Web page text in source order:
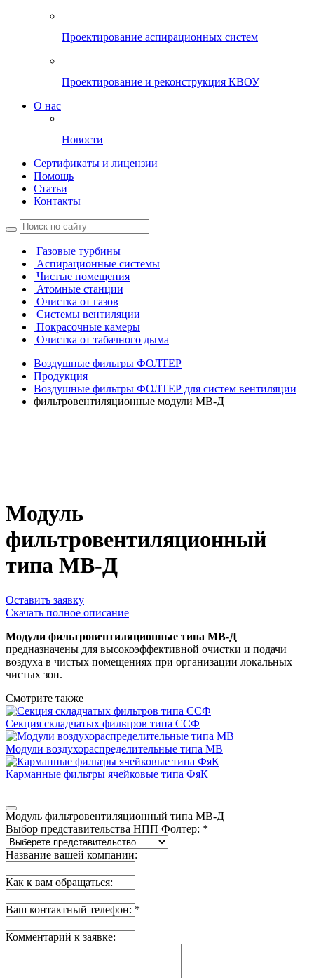
Проектирование аспирационных систем
Проектирование и реконструкция КВОУ
О нас
Новости
Сертификаты и лицензии
Помощь
Статьи
Контакты
Газовые турбины
Аспирационные системы
Чистые помещения
Атомные станции
Очистка от газов
Системы вентиляции
Покрасочные камеры
Очистка от табачного дыма
Воздушные фильтры ФОЛТЕР
Продукция
Воздушные фильтры ФОЛТЕР для систем вентиляции
фильтровентиляционные модули МВ-Д
Модуль
фильтровентиляционный
типа МВ-Д
Оставить заявку
Скачать полное описание
Модули фильтровентиляционные типа МВ-Д
предназначены для высокоэффективной очистки и подачи
воздуха в чистых помещениях при организации локальных
чистых зон.
Смотрите также
Секция складчатых фильтров типа ССФ
Модули воздухораспределительные типа МВ
Карманные фильтры ячейковые типа ФяК
Модуль фильтровентиляционный типа МВ-Д
Выбор представительства НПП Фолтер: *
Название вашей компании:
Как к вам обращаться:
Ваш контактный телефон: *
Комментарий к заявке: